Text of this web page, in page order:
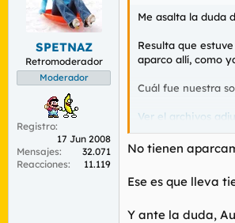
SPETNAZ
Retromoderador
Moderador
Registro
17 Jun 2008
Mensajes
32.071
Reacciones
11.119
Me asalta la duda
Resulta que
aparco allí, como
Cuál fue nuestra
Ver el archivos
Lo cogí sin más y
No tienen
Ese es que lleva
Y ante la duda,